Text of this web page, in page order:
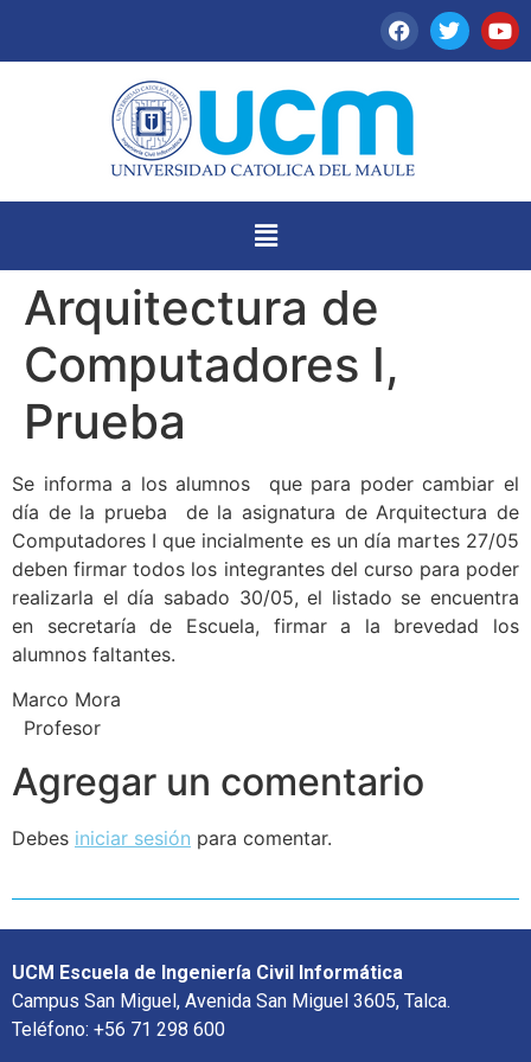
Arquitectura de
Computadores I,
Prueba
Se informa a los alumnos que para poder cambiar el
día de la prueba de la asignatura de Arquitectura de
Computadores I que incialmente es un día martes 27/05
deben firmar todos los integrantes del curso para poder
realizarla el día sabado 30/05, el listado se encuentra
en secretaría de Escuela, firmar a la brevedad los
alumnos faltantes.
Marco Mora
Profesor
Agregar un comentario
Debes iniciar sesión para comentar.
UCM Escuela de Ingeniería Civil Informática
Campus San Miguel, Avenida San Miguel 3605, Talca.
Teléfono: +56 71 298 600